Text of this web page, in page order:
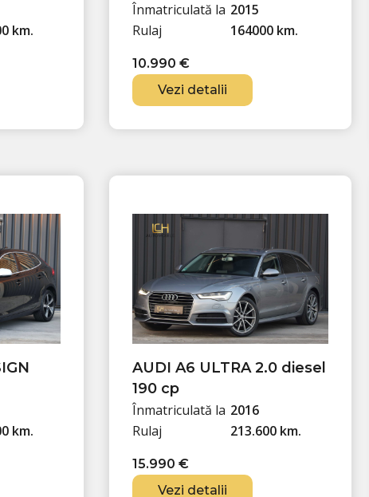
km.
Înmatriculată la
Rulaj
2015
164000 km.
10.990€
Vezi detalii
km.
AUDI A6 ULTRA 2.0 diesel
190 cp
Înmatriculată la
Rulaj
2016
213.600 km.
15.990€
Vezi detalii